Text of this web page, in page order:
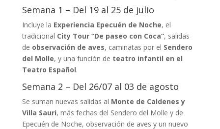
Semana 1 – Del 19 al 25 de julio
Incluye la Experiencia Epecuén de Noche, el
tradicional City Tour “De paseo con Coca”, salidas
de observación de aves, caminatas por el Sendero
del Molle, y una función de teatro infantil en el
Teatro Español.
Semana 2 – Del 26/07 al 03 de agosto
Se suman nuevas salidas al Monte de Caldenes y
Villa Sauri, más fechas del Sendero del Molle y de
Epecuén de Noche, observación de aves y un nuevo